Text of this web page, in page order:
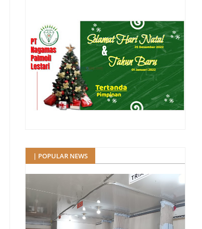
| POPULAR NEWS